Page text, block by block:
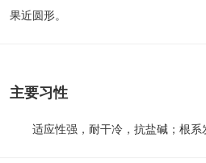
果近圆形。
主要习性
适应性强，耐干冷，抗盐碱；根系